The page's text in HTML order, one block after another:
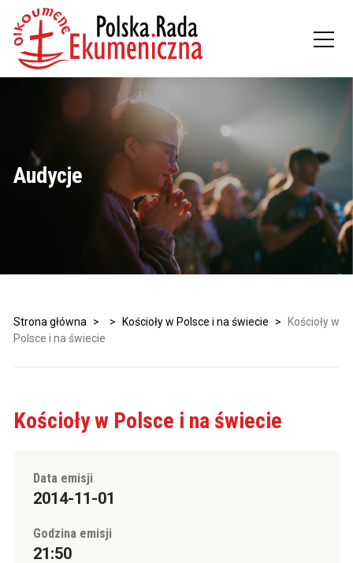
Audycje
Strona główna > > Kościoły w Polsce i na świecie >
Kościoły w
Polsce i na świecie
Kościoły w Polsce i na świecie
Data emisji
2014-11-01
Godzina emisji
21:50